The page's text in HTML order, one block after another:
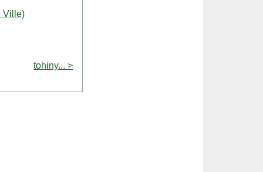
Ville)
tohiny... >